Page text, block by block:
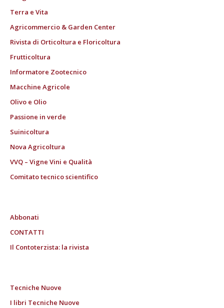
Terra e Vita
Agricommercio & Garden Center
Rivista di Orticoltura e Floricoltura
Frutticoltura
Informatore Zootecnico
Macchine Agricole
Olivo e Olio
Passione in verde
Suinicoltura
Nova Agricoltura
VVQ – Vigne Vini e Qualità
Comitato tecnico scientifico
Abbonati
CONTATTI
Il Contoterzista: la rivista
Tecniche Nuove
I libri Tecniche Nuove